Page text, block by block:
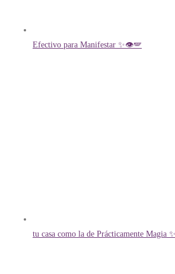
Efectivo para Manifestar ✨👁️🪽
tu casa como la de Prácticamente Magia